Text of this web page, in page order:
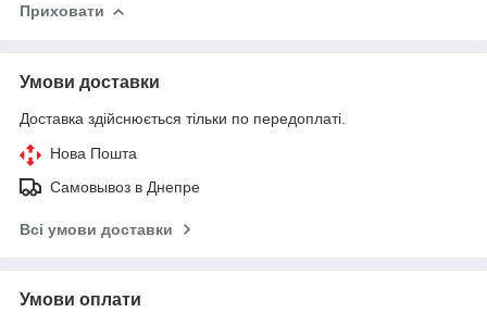
Приховати
Умови доставки
Доставка здійснюється тільки по передоплаті.
Нова Пошта
Самовывоз в Днепре
Всі умови доставки
Умови оплати